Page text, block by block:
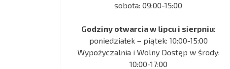
sobota: 09:00-15:00
Godziny otwarcia w lipcu i sierpniu:
poniedziałek – piątek: 10:00-15:00
Wypożyczalnia i Wolny Dostęp w środy:
10:00-17:00